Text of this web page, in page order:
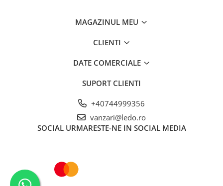
MAGAZINUL MEU
CLIENTI
DATE COMERCIALE
SUPORT CLIENTI
+40744999356
vanzari@ledo.ro
SOCIAL URMARESTE-NE IN SOCIAL MEDIA